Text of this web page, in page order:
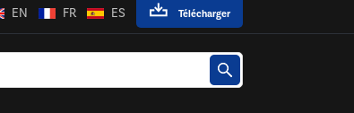
Télécharger
EN FR ES